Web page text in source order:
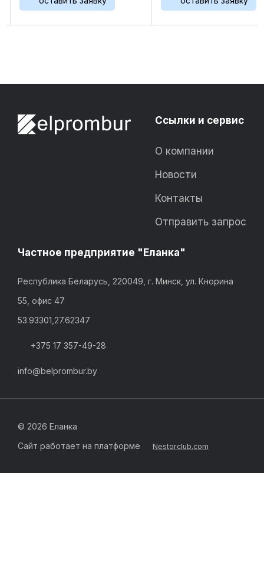
уровня давления.
того, реле
Ссылки и сервис
О компании
Новости
Контакты
Отправить запрос
Частное предприятие "Еланка"
Республика Беларусь, 220049, г. Минск, ул. Кнорина
55, офис 47
53.93301,27.62347
+375 17 357-49-28
info@belprombur.by
© 2026 Еланка
Сайт работает на платформе
Nestorclub.com